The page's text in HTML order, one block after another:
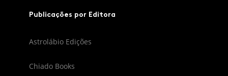
Publicações por Editora
Astrolábio Edições
Chiado Books